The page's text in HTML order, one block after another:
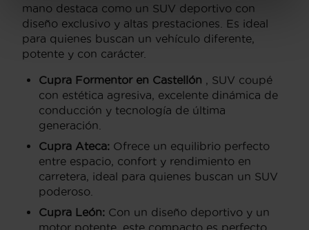
mano destaca como un SUV deportivo con
diseño exclusivo y altas prestaciones. Es ideal
para quienes buscan un vehículo diferente,
potente y con carácter.
Cupra Formentor en Castellón , SUV coupé
con estética agresiva, excelente dinámica de
conducción y tecnología de última
generación.
Cupra Ateca: Ofrece un equilibrio perfecto
entre espacio, confort y rendimiento en
carretera, ideal para quienes buscan un SUV
poderoso.
Cupra León: Con un diseño deportivo y un
motor potente, este compacto es perfecto